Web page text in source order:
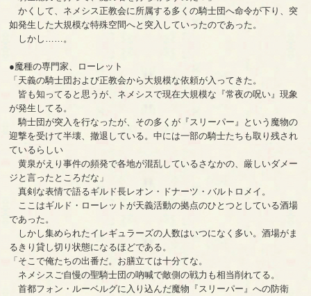
かくして、ネメシス正教会に所属する多くの騎士団へ命令が下り、突
如発生した大規模な特殊空間へと突入していったのであった。
しかし……。
●魔種の専門家、ローレット
「天義の騎士団および正教会から大規模な依頼が入ってきた。
皆も知ってると思うが、ネメシスで現在大規模な『常夜の呪い』現象
が発生してる。
騎士団が突入を行なったが、その多くが『スリーパー』という魔物の
迎撃を受けて半壊、撤退している。中には一部の騎士たちも取り残され
ているらしい
黄泉がえり事件の頻発で各地が混乱しているさなかの、厳しいダメー
ジと言ったところだな」
真剣な表情で語るギルド長レオン・ドナーツ・バルトロメイ。
ここはギルド・ローレットが天義活動の拠点のひとつとしている酒場
であった。
しかし集められたイレギュラーズの人数はいつになく多い。酒場がま
るきり貸し切り状態になるほどである。
「そこで俺たちの出番だ。お膳立ては十分てな。
ネメシスご自慢の聖騎士団の吶喊で敵側の戦力も相当削れてる。
首都フォン・ルーベルグに入り込んだ魔物『スリーパー』への防衛